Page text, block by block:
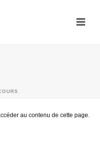
au contenu de cette page.